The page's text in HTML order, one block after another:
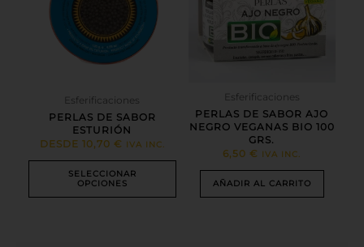
Esferificaciones
PERLAS DE SABOR
ESTURIÓN
DESDE 10,70 € IVA INC.
SELECCIONAR
OPCIONES
variantes.
opciones
se
pueden
en
la
página
de
producto
Esferificaciones
PERLAS DE SABOR AJO
NEGRO VEGANAS BIO 100
GRS.
6,50€ IVA INC.
AÑADIR AL CARRITO